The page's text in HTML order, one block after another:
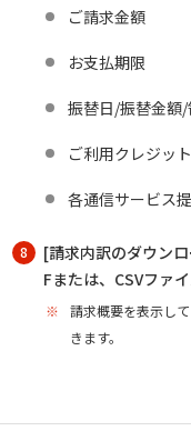
ご請求金額
お支払期限
振替日/振替金額
ご利用クレジッ
各通信サービス
8
[請求内訳のダウン
Fまたは、CSVファ
※
請求概要を表示し
きます。